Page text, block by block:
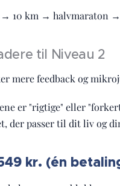
→ 10 km → halvmaraton
til Niveau 2
mere feedback og
er "rigtige" eller
der passer til dit liv og
kr. (én